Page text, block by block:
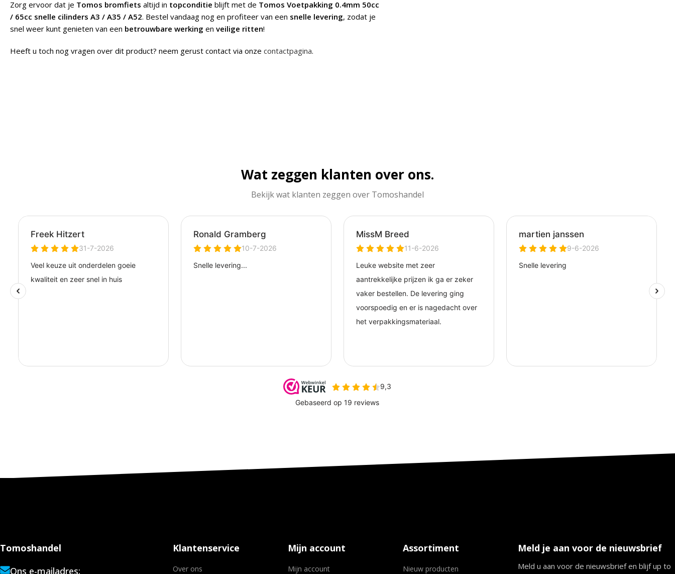
Zorg ervoor dat je Tomos bromfiets altijd in topconditie blijft met de Tomos Voetpakking 0.4mm 50cc
/ 65cc snelle cilinders A3 / A35 / A52. Bestel vandaag nog en profiteer van een snelle levering, zodat je
snel weer kunt genieten van een betrouwbare werking en veilige ritten!
Heeft u toch nog vragen over dit product? neem gerust contact via onze contactpagina.
Wat zeggen klanten over ons.
Bekijk wat klanten zeggen over Tomoshandel
Tomoshandel
Ons e-mailadres:
Klantenservice
Over ons
Mijn account
Mijn account
Assortiment
Nieuw producten
Meld je aan voor de nieuwsbrief
Meld u aan voor de nieuwsbrief en blijf up to